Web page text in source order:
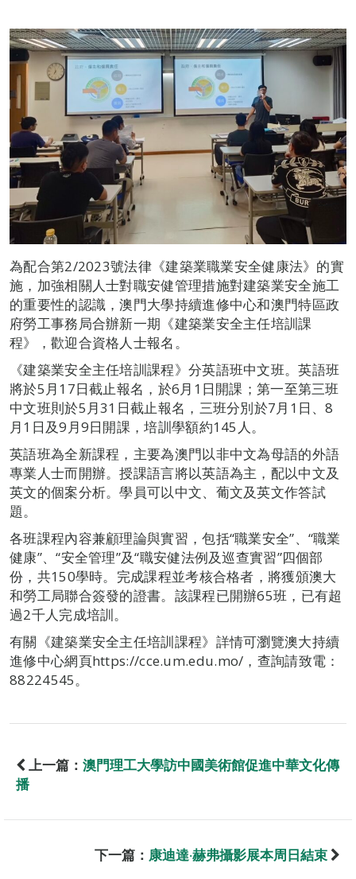
為配合第2/2023號法律《建築業職業安全健康法》的實
施，加強相關人士對職安健管理措施對建築業安全施工
的重要性的認識，澳門大學持續進修中心和澳門特區政
府勞工事務局合辦新一期《建築業安全主任培訓課
程》，歡迎合資格人士報名。
《建築業安全主任培訓課程》分英語班中文班。英語班
將於5月17日截止報名，於6月1日開課；第一至第三班
中文班則於5月31日截止報名，三班分別於7月1日、8
月1日及9月9日開課，培訓學額約145人。
英語班為全新課程，主要為澳門以非中文為母語的外語
專業人士而開辦。授課語言將以英語為主，配以中文及
英文的個案分析。學員可以中文、葡文及英文作答試
題。
各班課程內容兼顧理論與實習，包括“職業安全”、“職業
健康”、“安全管理”及“職安健法例及巡查實習”四個部
份，共150學時。完成課程並考核合格者，將獲頒澳大
和勞工局聯合簽發的證書。該課程已開辦65班，已有超
過2千人完成培訓。
有關《建築業安全主任培訓課程》詳情可瀏覽澳大持續
進修中心網頁https://cce.um.edu.mo/，查詢請致電：
88224545。
上一篇： 澳門理工大學訪中國美術館促進中華文化傳
播
下一篇： 康迪達‧赫弗攝影展本周日結束